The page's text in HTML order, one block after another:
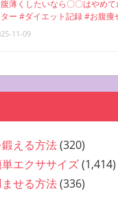
薄くしたいなら〇〇はやめて
ー #ダイエット記録 #お腹痩
11-09
える方法(320)
エクササイズ(1,414)
せる方法(336)